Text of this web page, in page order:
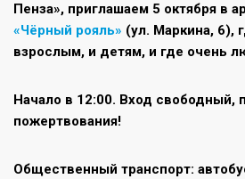
Пенза», приглашаем 5 октября в
«Чёрный рояль» (ул. Маркина, 6),
взрослым, и детям, и где очень
Начало в 12:00. Вход свободный,
пожертвования!
Общественный транспорт: